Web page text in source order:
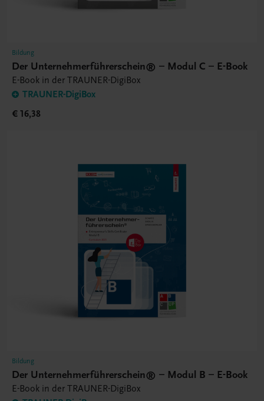
Bildung
Der Unternehmerführerschein® – Modul C – E-Book
E-Book in der TRAUNER-DigiBox
TRAUNER-DigiBox
€ 16,38
Bildung
Der Unternehmerführerschein® – Modul B – E-Book
E-Book in der TRAUNER-DigiBox